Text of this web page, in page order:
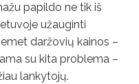
papildo ne tik iš
užauginti
daržovių kainos –
su kita problema –
lankytojų.